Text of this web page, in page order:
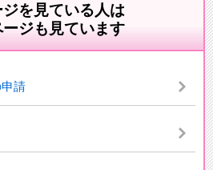
を見ている人は
ージも見ています
請